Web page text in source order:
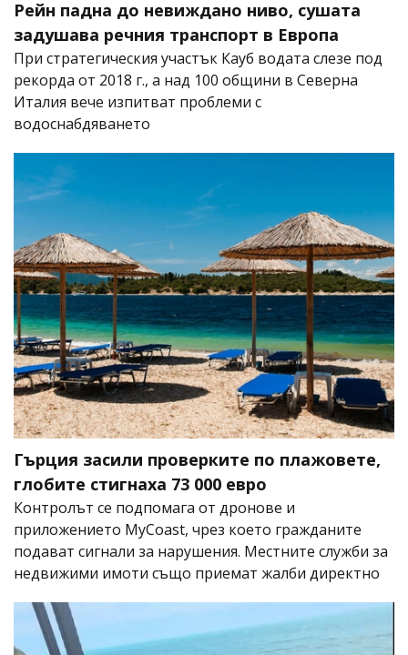
Рейн падна до невиждано ниво, сушата
задушава речния транспорт в Европа
При стратегическия участък Кауб водата слезе под
рекорда от 2018 г., а над 100 общини в Северна
Италия вече изпитват проблеми с
водоснабдяването
Гърция засили проверките по плажовете,
глобите стигнаха 73 000 евро
Контролът се подпомага от дронове и
приложението MyCoast, чрез което гражданите
подават сигнали за нарушения. Местните служби за
недвижими имоти също приемат жалби директно